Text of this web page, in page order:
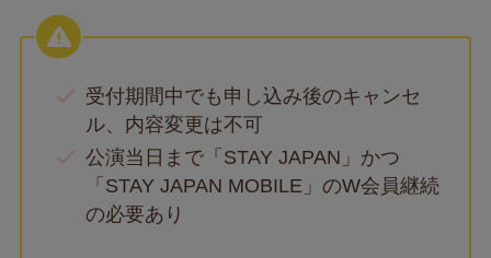
受付期間中でも申し込み後のキャンセ
ル、内容変更は不可
公演当日まで「STAY JAPAN」かつ
「STAY JAPAN MOBILE」のW会員継続
の必要あり